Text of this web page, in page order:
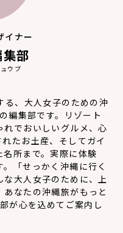
イナー
部
ウブ
る、大人女子のための沖
編集部です。リゾート
でおいしいグルメ、心
たお土産、そしてガイ
名所まで。実際に体験
「せっかく沖縄に行く
大人女子のために、上
なたの沖縄旅がもっと
が心を込めてご案内し